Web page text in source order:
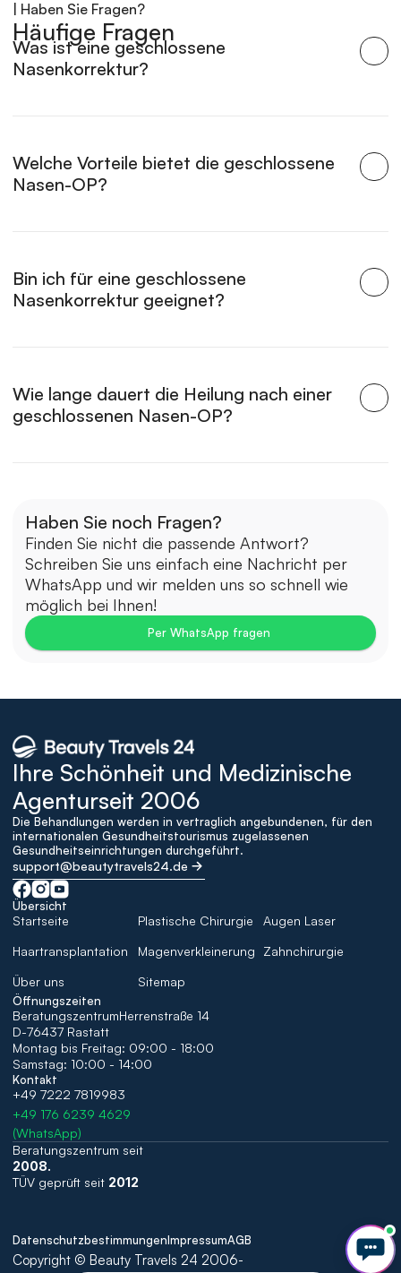
| Haben Sie Fragen?
Häufige Fragen
Was ist eine geschlossene
Nasenkorrektur?
Welche Vorteile bietet die geschlossene
Nasen-OP?
Bin ich für eine geschlossene
Nasenkorrektur geeignet?
Wie lange dauert die Heilung nach einer
geschlossenen Nasen-OP?
Haben Sie noch Fragen?
Finden Sie nicht die passende Antwort?
Schreiben Sie uns einfach eine Nachricht per
WhatsApp und wir melden uns so schnell wie
möglich bei Ihnen!
Per WhatsApp fragen
Ihre Schönheit und Medizinische
Agenturseit 2006
Die Behandlungen werden in vertraglich angebundenen, für den
internationalen Gesundheitstourismus zugelassenen
Gesundheitseinrichtungen durchgeführt.
support@beautytravels24.de
Öffnungszeiten
BeratungszentrumHerrenstraße 14
D-76437 Rastatt
Montag bis Freitag: 09:00 - 18:00
Samstag: 10:00 - 14:00
Kontakt
+49 7222 7819983
+49 176 6239 4629
(WhatsApp)
Übersicht
Startseite Plastische Chirurgie
Augen Laser
Haartransplantation
Magenverkleinerung
Zahnchirurgie
Über uns
Sitemap
2008.
TÜV geprüft seit 2012
Copyright © Beauty Travels 24 2006-
DatenschutzbestimmungenImpressumAGB